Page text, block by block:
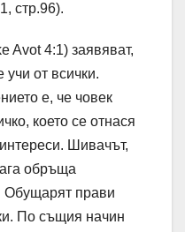
стр.96).
Avot 4:1) заявяват,
учи от всички.
е, че човек
което се отнася
Шивачът,
обръща
Обущарят прави
По същия начин